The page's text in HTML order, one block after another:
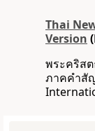
Thai
Version
พระคริส
ภาคคำสั